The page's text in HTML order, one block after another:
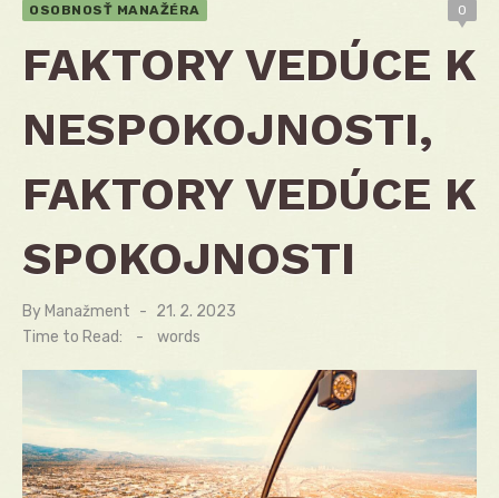
OSOBNOSŤ MANAŽÉRA 0
FAKTORY VEDÚCE K
NESPOKOJNOSTI,
FAKTORY VEDÚCE K
SPOKOJNOSTI
By Manažment
Posted
on
21. 2. 2023
Time to Read:
- words